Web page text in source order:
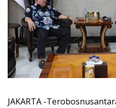
JAKARTA -